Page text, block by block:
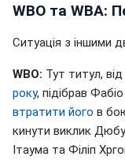
WBO та WBA:
Ситуація з іншими
WBO: Тут титул,
року, підібрав
втратити його в
кинути виклик
Ітаума та Філіп